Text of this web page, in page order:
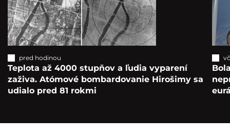
pred hodinou
Teplota až 4000 stupňov a ľudia vyparení
zaživa. Atómové bombardovanie Hirošimy sa
udialo pred 81 rokmi